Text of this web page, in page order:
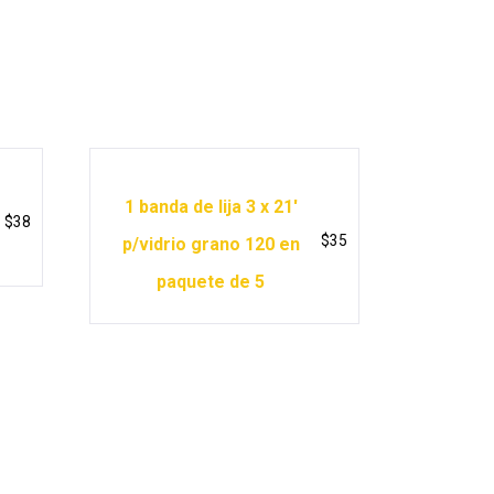
$38
1 banda de lija 3 x 21′
p/vidrio grano 120 en
paquete de 5
$35